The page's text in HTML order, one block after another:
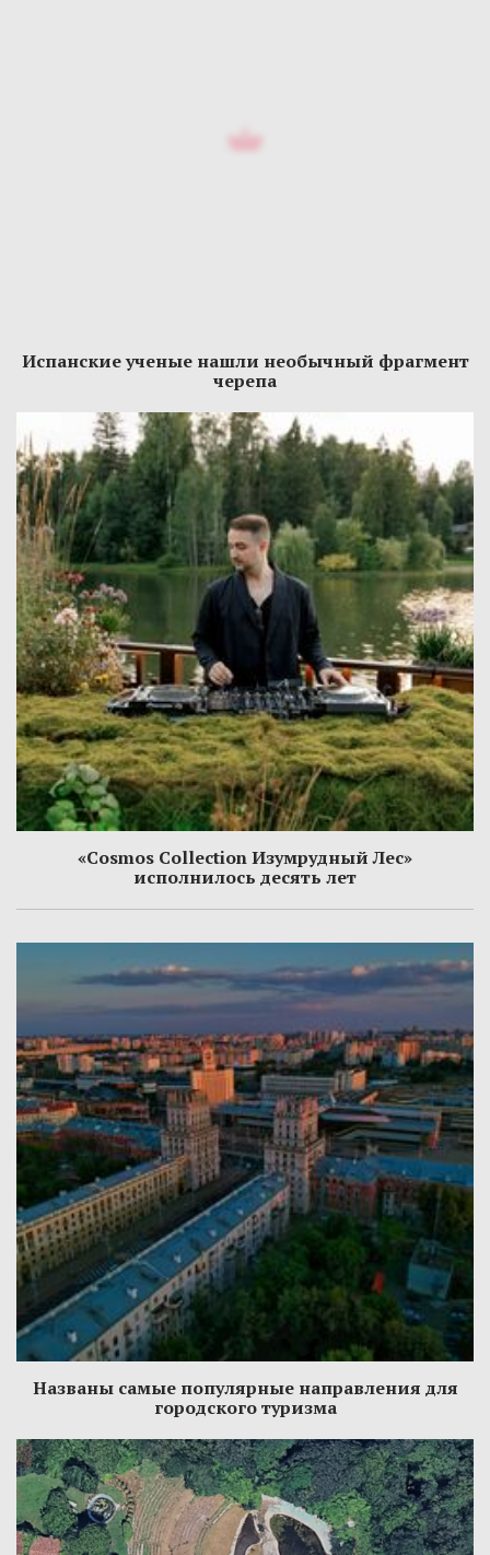
Испанские ученые нашли необычный фрагмент
черепа
«Cosmos Collection Изумрудный Лес»
исполнилось десять лет
Названы самые популярные направления для
городского туризма